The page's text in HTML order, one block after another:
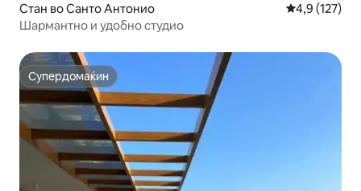
Стан во Санто Антонио Просечна
4,9 (127)
Шармантно и удобно студио
Супердомаќин
Супердомаќин